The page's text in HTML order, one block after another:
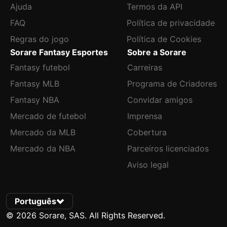
Ajuda
FAQ
Regras do jogo
Termos da API
Política de privacidade
Política de Cookies
Sorare Fantasy Esportes
Fantasy futebol
Fantasy MLB
Fantasy NBA
Mercado de futebol
Mercado da MLB
Mercado da NBA
Sobre a Sorare
Carreiras
Programa de Criadores
Convidar amigos
Imprensa
Cobertura
Parceiros licenciados
Aviso legal
Português
© 2026 Sorare, SAS. All Rights Reserved.